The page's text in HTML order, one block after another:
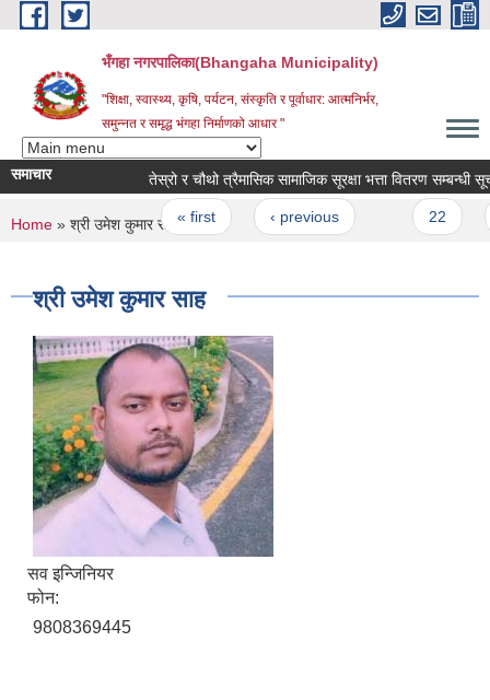
Skip to main content
भँगहा नगरपालिका(Bhangaha Municipality)
"शिक्षा, स्वास्थ्य, कृषि, पर्यटन, संस्कृति र पूर्वाधार: आत्मनिर्भर,
समुन्नत र समृद्ध भंगहा निर्माणको आधार "
समाचार तेस्रो र चौथो त्रैमासिक सामाजिक सूरक्षा भत्ता वितरण सम्बन्धी सूचना
Pages
« first ‹ previous
You are here
Home » श्री उमेश कुमार साह
श्री उमेश कुमार साह
सव इन्जिनियर
फोन:
9808369445